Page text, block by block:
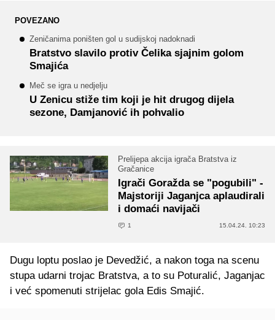
POVEZANO
Zeničanima poništen gol u sudijskoj nadoknadi
Bratstvo slavilo protiv Čelika sjajnim golom
Smajića
Meč se igra u nedjelju
U Zenicu stiže tim koji je hit drugog dijela
sezone, Damjanović ih pohvalio
Prelijepa akcija igrača Bratstva iz
Gračanice
Igrači Goražda se "pogubili" -
Majstoriji Jaganjca aplaudirali
i domaći navijači
1 15.04.24. 10:23
Dugu loptu poslao je Devedžić, a nakon toga na scenu
stupa udarni trojac Bratstva, a to su Poturalić, Jaganjac
i već spomenuti strijelac gola Edis Smajić.